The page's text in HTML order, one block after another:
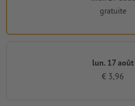
gratuite
lun. 17 août
€ 3,96